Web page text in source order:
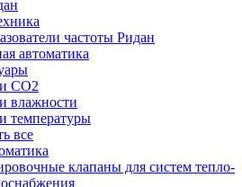
частоты Ридан
автоматика
CO2
влажности
температуры
все
клапаны для систем тепло-